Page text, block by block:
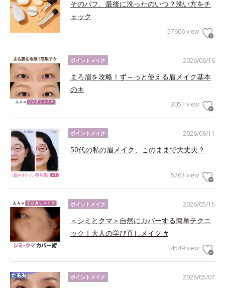
そのパフ、最後に洗ったのいつ？洗い方をチ
ェック
57606 view
2026/06/16
ポイントメイク
まろ眉を攻略！ず～っと使える眉メイク基本
のキ
3051 view
2026/06/11
ポイントメイク
50代の私の眉メイク、このままで大丈夫？
5763 view
2026/05/15
ポイントメイク
＜シミとクマ＞自然にカバーする簡単テクニ
ック｜大人の学び直しメイク #
4549 view
2026/05/07
ポイントメイク